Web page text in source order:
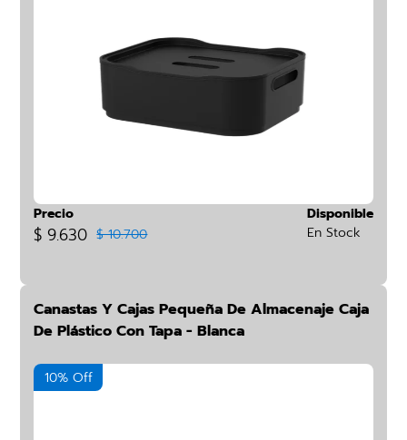
Precio
$ 9.630 $ 10.700
Disponible
En Stock
Canastas Y Cajas Pequeña De Almacenaje Caja
De Plástico Con Tapa - Blanca
10% Off